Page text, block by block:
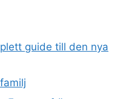
guide till den nya